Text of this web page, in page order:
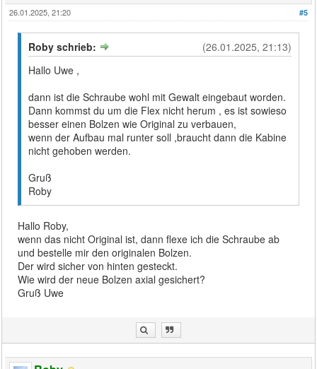
#5
26.01.2025, 21:20
(26.01.2025, 21:13)
Roby schrieb:
Hallo Uwe ,
dann ist die Schraube wohl mit Gewalt eingebaut worden.
Dann kommst du um die Flex nicht herum , es ist sowieso
besser einen Bolzen wie Original zu verbauen,
wenn der Aufbau mal runter soll ,braucht dann die Kabine
nicht gehoben werden.
Gruß
Roby
Hallo Roby,
wenn das nicht Original ist, dann flexe ich die Schraube ab
und bestelle mir den originalen Bolzen.
Der wird sicher von hinten gesteckt.
Wie wird der neue Bolzen axial gesichert?
Gruß Uwe